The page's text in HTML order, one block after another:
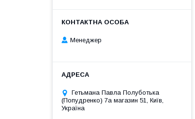
Менеджер
Гетьмана Павла Полуботька
(Попудренко) 7а магазин 51, Київ,
Україна